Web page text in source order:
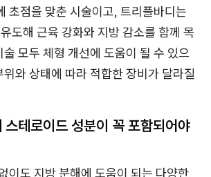
초점을 맞춘 시술이고, 트리플바디는
도해 근육 강화와 지방 감소를 함께 목
모두 체형 개선에 도움이 될 수 있으
와 상태에 따라 적합한 장비가 달라질
스테로이드 성분이 꼭 포함되어야
이도 지방 분해에 도움이 되는 다양한